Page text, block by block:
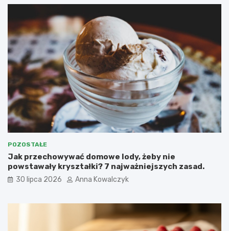
POZOSTAŁE
Jak przechowywać domowe lody, żeby nie
powstawały kryształki? 7 najważniejszych zasad.
30 lipca 2026 Anna Kowalczyk